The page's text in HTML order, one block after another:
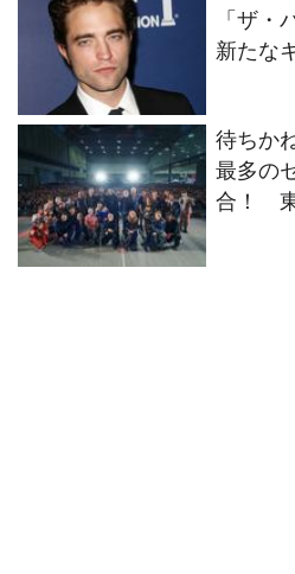
「ザ・
新たな
待ちか
最多の
合！ 東